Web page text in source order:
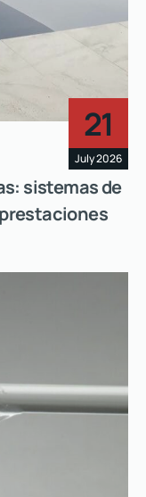
21
July 2026
sistemas de